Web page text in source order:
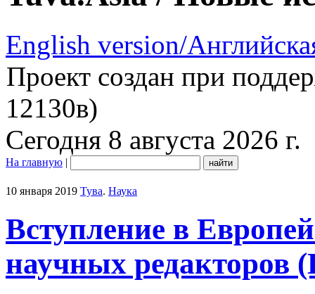
English version/
Проект создан при
12130в)
Сегодня 8 августа 2026 г.
На главную |
10 января 2019 Тува. Наука
Вступление в
научных редакторов